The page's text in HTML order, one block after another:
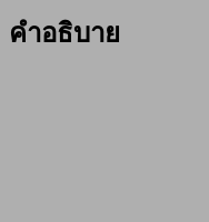
คำอธิบาย